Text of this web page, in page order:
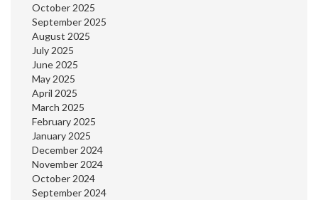
October 2025
September 2025
August 2025
July 2025
June 2025
May 2025
April 2025
March 2025
February 2025
January 2025
December 2024
November 2024
October 2024
September 2024